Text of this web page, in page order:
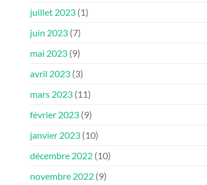
juillet 2023 (1)
juin 2023 (7)
mai 2023 (9)
avril 2023 (3)
mars 2023 (11)
février 2023 (9)
janvier 2023 (10)
décembre 2022 (10)
novembre 2022 (9)